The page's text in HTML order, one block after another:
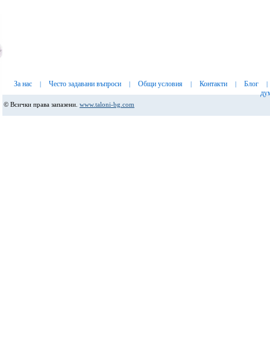
За нас | Често задавани въпроси | Общи условия | Контакти | Блог |
© Всички права запазени. www.taloni-bg.com